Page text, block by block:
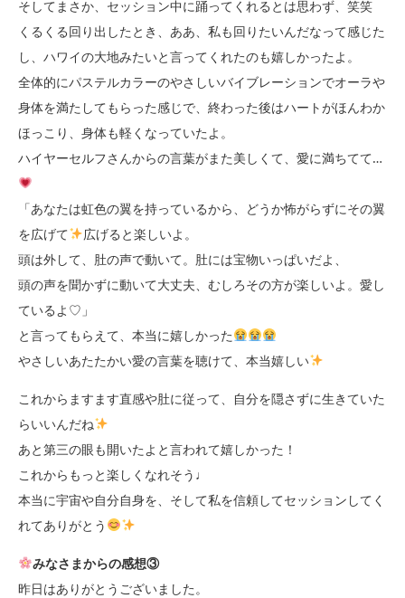
そしてまさか、セッション中に踊ってくれるとは思わず、笑笑
くるくる回り出したとき、ああ、私も回りたいんだなって感じた
し、ハワイの大地みたいと言ってくれたのも嬉しかったよ。
全体的にパステルカラーのやさしいバイブレーションでオーラや
身体を満たしてもらった感じで、終わった後はハートがほんわか
ほっこり、身体も軽くなっていたよ。
ハイヤーセルフさんからの言葉がまた美しくて、愛に満ちてて…
「あなたは虹色の翼を持っているから、どうか怖がらずにその翼
を広げて
広げると楽しいよ。
頭は外して、肚の声で動いて。肚には宝物いっぱいだよ、
頭の声を聞かずに動いて大丈夫、むしろその方が楽しいよ。愛し
ているよ♡」
と言ってもらえて、本当に嬉しかった
やさしいあたたかい愛の言葉を聴けて、本当嬉しい
これからますます直感や肚に従って、自分を隠さずに生きていた
らいいんだね
あと第三の眼も開いたよと言われて嬉しかった！
これからもっと楽しくなれそう♩
本当に宇宙や自分自身を、そして私を信頼してセッションしてく
れてありがとう
みなさまからの感想③
昨日はありがとうございました。